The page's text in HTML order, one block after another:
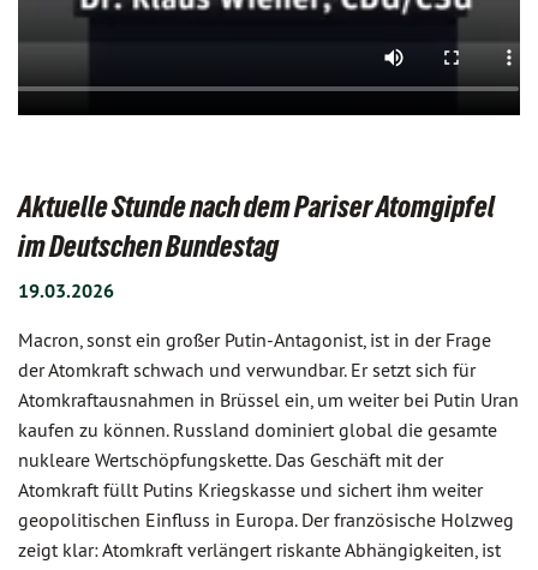
Aktuelle Stunde nach dem Pariser Atomgipfel
im Deutschen Bundestag
19.03.2026
Macron, sonst ein großer Putin-Antagonist, ist in der Frage
der Atomkraft schwach und verwundbar. Er setzt sich für
Atomkraftausnahmen in Brüssel ein, um weiter bei Putin Uran
kaufen zu können. Russland dominiert global die gesamte
nukleare Wertschöpfungskette. Das Geschäft mit der
Atomkraft füllt Putins Kriegskasse und sichert ihm weiter
geopolitischen Einfluss in Europa. Der französische Holzweg
zeigt klar: Atomkraft verlängert riskante Abhängigkeiten, ist